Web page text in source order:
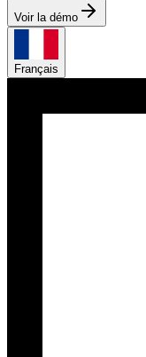
Voir la démo
Français